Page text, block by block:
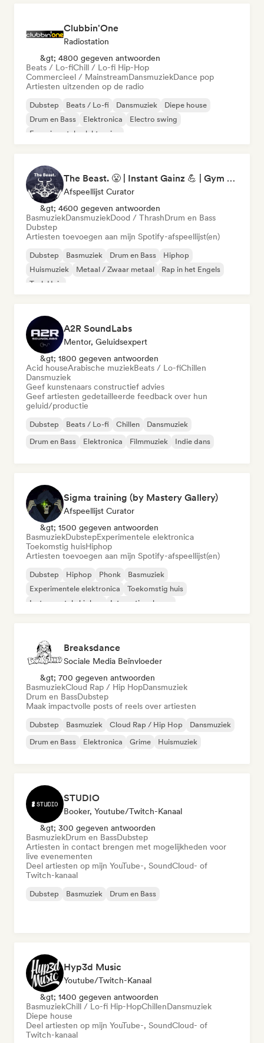
Clubbin'One
Radiostation
&gt; 4800 gegeven antwoorden
Beats / Lo-fiChill / Lo-fi Hip-Hop
Commercieel / MainstreamDansmuziekDance pop
Artiesten uitzenden op de radio
Dubstep Beats / Lo-fi Dansmuziek
Diepe house
Drum en Bass
Elektronica
Electro swing
Experimentele elektronica
The Beast. 😤 | Instant Gainz 💪 | Gym Workout & Motivation Music 🏋️
Afspeellijst Curator
&gt; 4600 gegeven antwoorden
BasmuziekDansmuziekDood / ThrashDrum en Bass
Dubstep
Artiesten toevoegen aan mijn Spotify-afspeellijst(en)
Dubstep Basmuziek Drum en Bass
Hiphop
Huismuziek
Metaal / Zwaar metaal
Rap in het Engels
Tech Huis
A2R SoundLabs
Mentor, Geluidsexpert
&gt; 1800 gegeven antwoorden
Acid houseArabische muziekBeats / Lo-fiChillen
Dansmuziek
Geef kunstenaars constructief advies
Geef artiesten gedetailleerde feedback over hun
geluid/productie
Dubstep Beats / Lo-fi Chillen
Dansmuziek
Drum en Bass
Elektronica Filmmuziek Indie dans
Sigma training (by Mastery Gallery)
Afspeellijst Curator
&gt; 1500 gegeven antwoorden
BasmuziekDubstepExperimentele elektronica
Toekomstig huisHiphop
Artiesten toevoegen aan mijn Spotify-afspeellijst(en)
Dubstep Hiphop Phonk
Basmuziek
Experimentele elektronica
Toekomstig huis
Instrumentale hiphop
Internationale rap
Breaksdance
Sociale Media Beïnvloeder
&gt; 700 gegeven antwoorden
BasmuziekCloud Rap / Hip HopDansmuziek
Drum en BassDubstep
Maak impactvolle posts of reels over artiesten
Dubstep Basmuziek Cloud Rap / Hip Hop
Dansmuziek
Drum en Bass
Elektronica Grime Huismuziek
STUDIO
Booker, Youtube/Twitch-Kanaal
&gt; 300 gegeven antwoorden
BasmuziekDrum en BassDubstep
Artiesten in contact brengen met mogelijkheden voor
live evenementen
Deel artiesten op mijn YouTube-, SoundCloud- of
Twitch-kanaal
Dubstep Basmuziek Drum en Bass
Hyp3d Music
Youtube/Twitch-Kanaal
&gt; 1400 gegeven antwoorden
BasmuziekChill / Lo-fi Hip-HopChillenDansmuziek
Diepe house
Deel artiesten op mijn YouTube-, SoundCloud- of
Twitch-kanaal